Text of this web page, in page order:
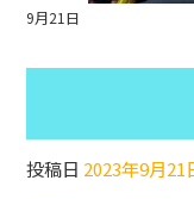
9月21日
投稿日 2023年9月21